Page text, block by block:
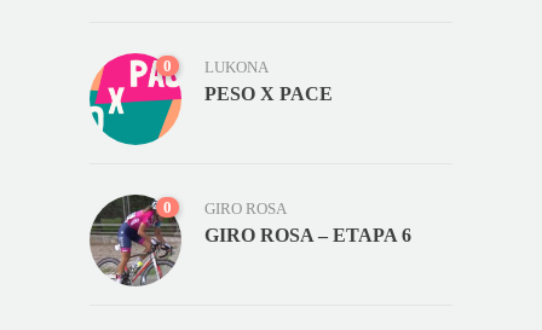
0 LUKONA
PESO X PACE
0 GIRO ROSA
GIRO ROSA – ETAPA 6